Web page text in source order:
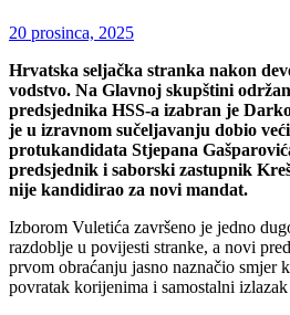
20 prosinca, 2025
Hrvatska seljačka stranka nakon
vodstvo. Na Glavnoj skupštini
predsjednika HSS-a izabran je
je u izravnom sučeljavanju dobio
protukandidata Stjepana
predsjednik i saborski zastupnik
nije kandidirao za novi mandat.
Izborom Vuletića završeno je jedno
razdoblje u povijesti stranke, a novi
prvom obraćanju jasno naznačio smjer
povratak korijenima i samostalni